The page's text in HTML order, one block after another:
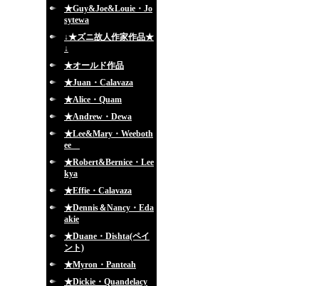
★Guy&Joe&Louie・Jo
sytewa
↓★ズニ故人作家作品★
↓
★オールド作品
★Juan・Calavaza
★Alice・Quam
★Andrew・Dewa
★Lee&Mary・Weeboth
ee
★Robert&Bernice・Lee
kya
★Effie・Calavaza
★Dennis＆Nancy・Eda
akie
★Duane・Dishta(ペイ
ント)
★Myron・Panteah
★Dickie・Quandelacy